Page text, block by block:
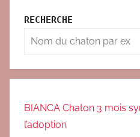
RECHERCHE
BIANCA Chaton 3 mois
l’adoption